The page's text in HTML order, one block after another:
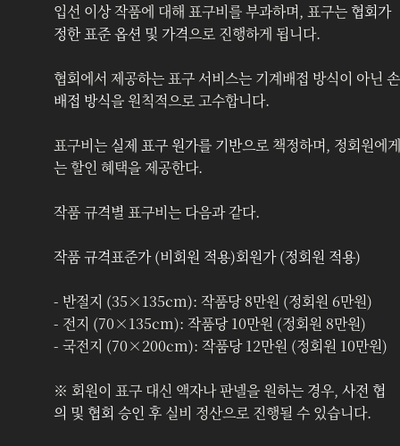
입선 이상 작품에 대해 표구비를 부과하며, 표구는 협회가
정한 표준 옵션 및 가격으로 진행하게 됩니다.
협회에서 제공하는 표구 서비스는 기계배접 방식이 아닌 손
배접 방식을 원칙적으로 고수합니다.
표구비는 실제 표구 원가를 기반으로 책정하며, 정회원에게
는 할인 혜택을 제공한다.
작품 규격별 표구비는 다음과 같다.
작품 규격표준가 (비회원 적용)회원가 (정회원 적용)
- 반절지 (35×135cm): 작품당 8만원 (정회원 6만원)
- 전지 (70×135cm): 작품당 10만원 (정회원 8만원)
- 국전지 (70×200cm): 작품당 12만원 (정회원 10만원)
※ 회원이 표구 대신 액자나 판넬을 원하는 경우, 사전 협
의 및 협회 승인 후 실비 정산으로 진행될 수 있습니다.